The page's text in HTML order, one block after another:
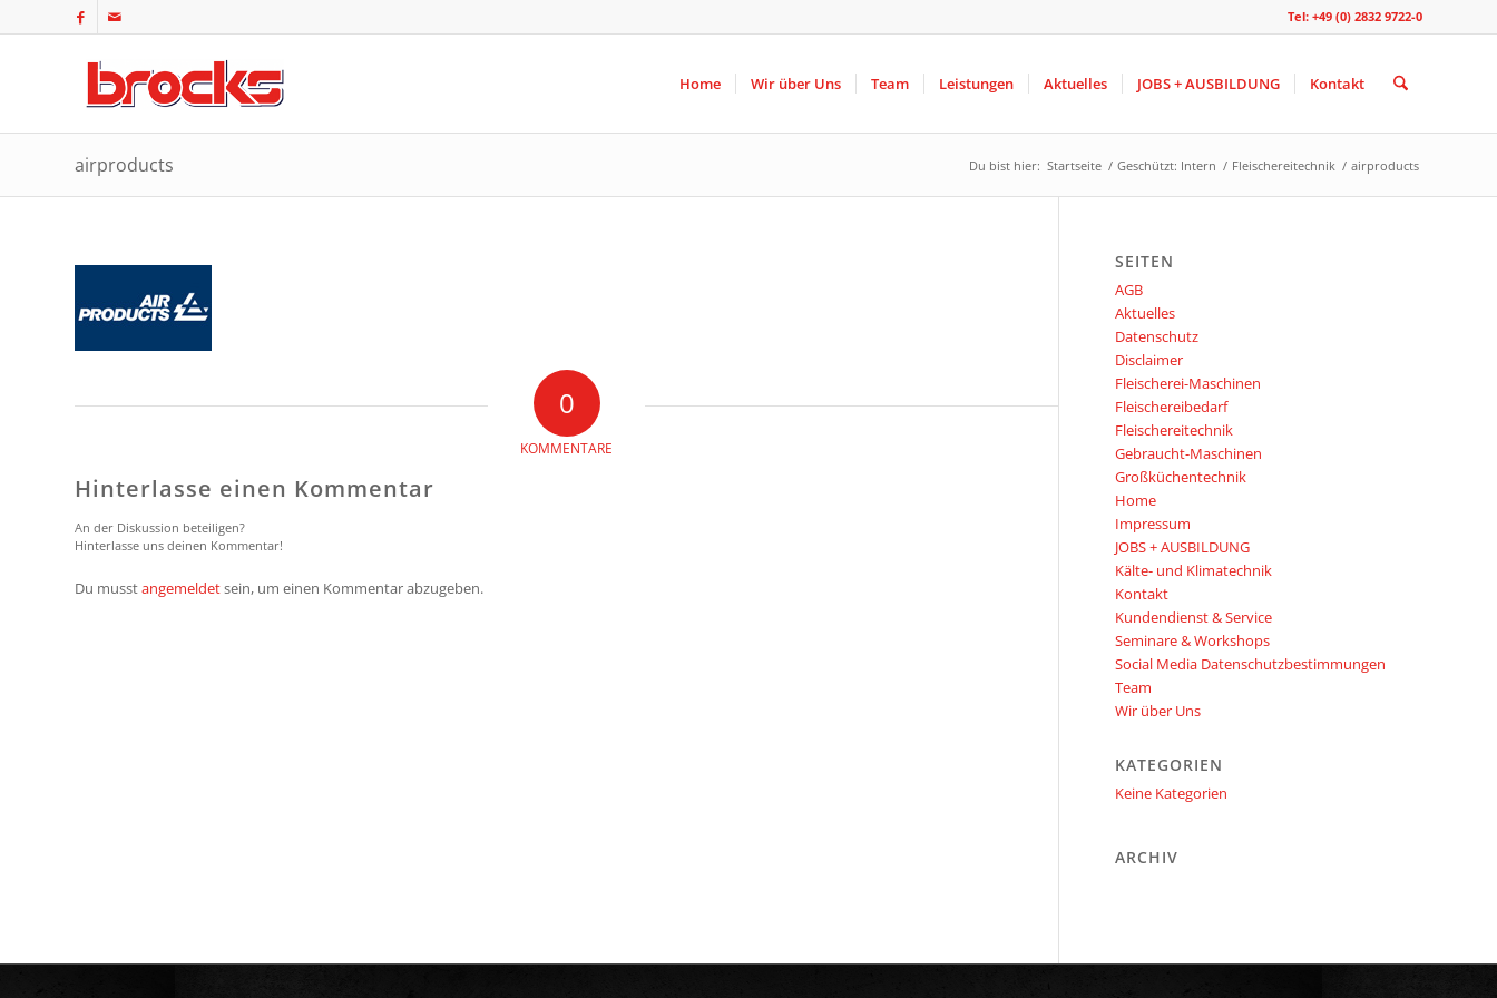
Tel: +49 (0) 2832 9722-0
Home Wir über Uns Team Leistungen Aktuelles JOBS + AUSBILDUNG Kontakt
airproducts Du bist hier: Startseite / Geschützt: Intern / Fleischereitechnik / airproducts
0
KOMMENTARE
Hinterlasse einen Kommentar
An der Diskussion beteiligen?
Hinterlasse uns deinen Kommentar!
Du musstangemeldetsein, um einen Kommentar abzugeben.
SEITEN
AGB
Aktuelles
Datenschutz
Disclaimer
Fleischerei-Maschinen
Fleischereibedarf
Fleischereitechnik
Gebraucht-Maschinen
Großküchentechnik
Home
Impressum
JOBS + AUSBILDUNG
Kälte- und Klimatechnik
Kontakt
Kundendienst & Service
Seminare & Workshops
Social Media Datenschutzbestimmungen
Team
Wir über Uns
KATEGORIEN
Keine Kategorien
ARCHIV